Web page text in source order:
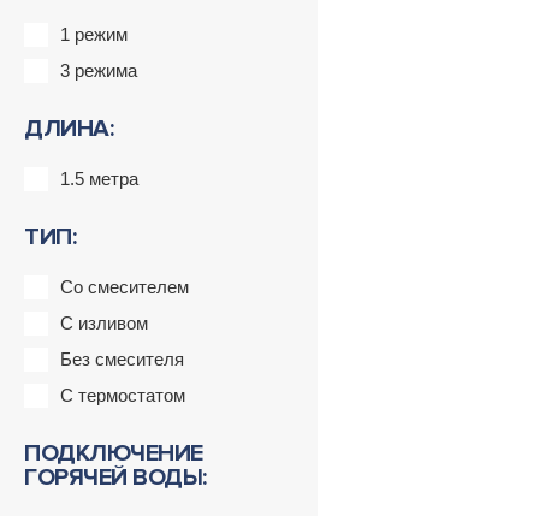
1 режим
3 режима
ДЛИНА:
1.5 метра
ТИП:
Со смесителем
С изливом
Без смесителя
С термостатом
ПОДКЛЮЧЕНИЕ
ГОРЯЧЕЙ ВОДЫ: